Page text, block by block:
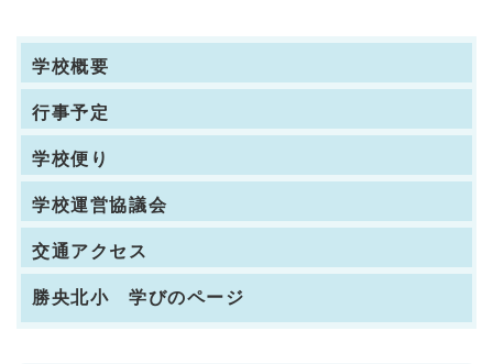
学校概要
行事予定
学校便り
学校運営協議会
交通アクセス
勝央北小 学びのページ